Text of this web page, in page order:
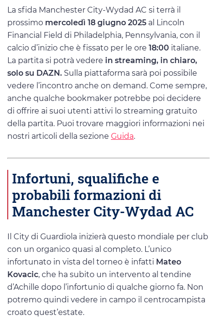
La sfida Manchester City-Wydad AC si terrà il
prossimo mercoledì 18 giugno 2025 al Lincoln
Financial Field di Philadelphia, Pennsylvania, con il
calcio d’inizio che è fissato per le ore 18:00 italiane.
La partita si potrà vedere in streaming, in chiaro,
solo su DAZN. Sulla piattaforma sarà poi possibile
vedere l’incontro anche on demand. Come sempre,
anche qualche bookmaker potrebbe poi decidere
di offrire ai suoi utenti attivi lo streaming gratuito
della partita. Puoi trovare maggiori informazioni nei
nostri articoli della sezione Guida.
Infortuni, squalifiche e
probabili formazioni di
Manchester City-Wydad AC
Il City di Guardiola inizierà questo mondiale per club
con un organico quasi al completo. L’unico
infortunato in vista del torneo è infatti Mateo
Kovacic, che ha subito un intervento al tendine
d’Achille dopo l’infortunio di qualche giorno fa. Non
potremo quindi vedere in campo il centrocampista
croato quest’estate.